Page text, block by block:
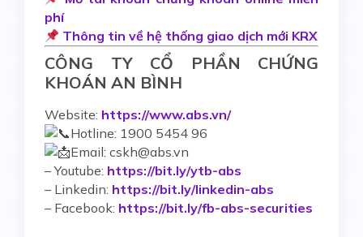
phí
Thông tin về hệ thống giao dịch mới KRX
CÔNG TY CỔ PHẦN CHỨNG
KHOÁN AN BÌNH
Website: https://www.abs.vn/
Hotline: 1900 5454 96
Email: cskh@abs.vn
–Youtube: https://bit.ly/ytb-abs
– Linkedin: https://bit.ly/linkedin-abs
– Facebook: https://bit.ly/fb-abs-securities